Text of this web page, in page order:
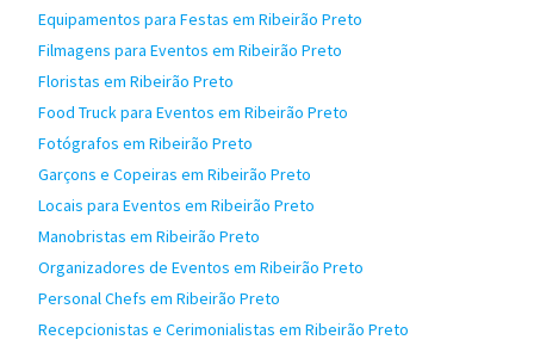
Equipamentos para Festas em Ribeirão Preto
Filmagens para Eventos em Ribeirão Preto
Floristas em Ribeirão Preto
Food Truck para Eventos em Ribeirão Preto
Fotógrafos em Ribeirão Preto
Garçons e Copeiras em Ribeirão Preto
Locais para Eventos em Ribeirão Preto
Manobristas em Ribeirão Preto
Organizadores de Eventos em Ribeirão Preto
Personal Chefs em Ribeirão Preto
Recepcionistas e Cerimonialistas em Ribeirão Preto